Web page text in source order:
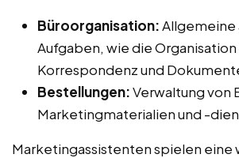
Büroorganisation:Allgemeine
Aufgaben, wie die
Korrespondenz und
Bestellungen:Verwaltung von
Marketingmaterialien und -
Marketingassistenten spielen eine